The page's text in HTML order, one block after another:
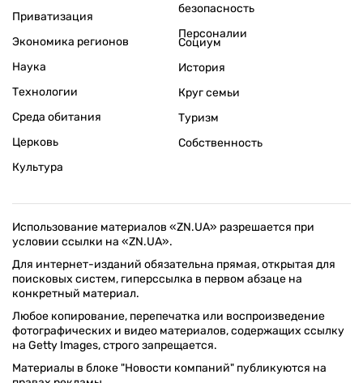
Приватизация
Экономика регионов
безопасность
Персоналии
Наука
Технологии
Среда обитания
Церковь
Культура
Социум
История
Круг семьи
Туризм
Собственность
Использование материалов «ZN.UA» разрешается при
условии ссылки на «ZN.UA».
Для интернет-изданий обязательна прямая, открытая для
поисковых систем, гиперссылка в первом абзаце на
конкретный материал.
Любое копирование, перепечатка или воспроизведение
фотографических и видео материалов, содержащих ссылку
на Getty Images, строго запрещается.
Материалы в блоке "Новости компаний" публикуются на